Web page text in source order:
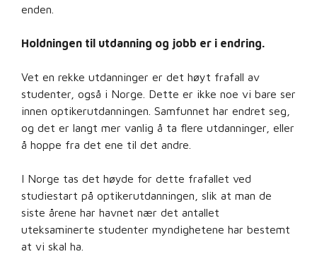
enden.
Holdningen til utdanning og jobb er i endring.
Vet en rekke utdanninger er det høyt frafall av
studenter, også i Norge. Dette er ikke noe vi bare ser
innen optikerutdanningen. Samfunnet har endret seg,
og det er langt mer vanlig å ta flere utdanninger, eller
å hoppe fra det ene til det andre.
I Norge tas det høyde for dette frafallet ved
studiestart på optikerutdanningen, slik at man de
siste årene har havnet nær det antallet
uteksaminerte studenter myndighetene har bestemt
at vi skal ha.